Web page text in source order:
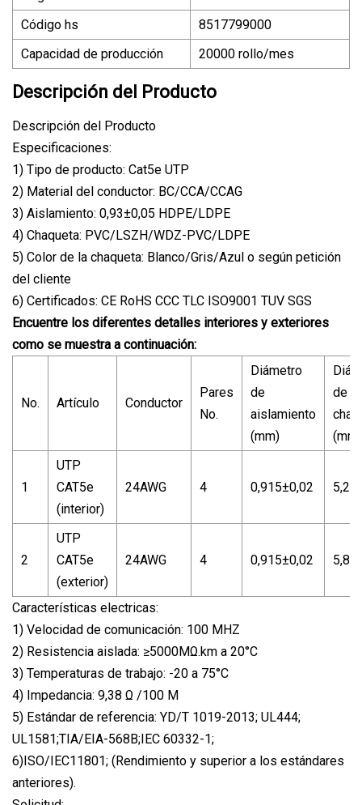
Código hs
8517799000
Capacidad de producción
20000 rollo/mes
Descripción del Producto
Descripción del Producto
Especificaciones:
1) Tipo de producto: Cat5e UTP
2) Material del conductor: BC/CCA/CCAG
3) Aislamiento: 0,93±0,05 HDPE/LDPE
4) Chaqueta: PVC/LSZH/WDZ-PVC/LDPE
5) Color de la chaqueta: Blanco/Gris/Azul o según petición
del cliente
6) Certificados: CE RoHS CCC TLC ISO9001 TUV SGS
Encuentre los diferentes detalles interiores y exteriores
como se muestra a continuación:
No. Artículo Conductor
Pares
No.
Diámetro
de
aislamiento
(mm)
de la
(mm)
1
UTP
CAT5e
(interior)
24AWG 4 0,915±0,02
2
UTP
CAT5e
(exterior)
24AWG 4 0,915±0,02 5,8
Características electricas:
1) Velocidad de comunicación: 100 MHZ
2) Resistencia aislada: ≥5000MΩ.km a 20°C
3) Temperaturas de trabajo: -20 a 75°C
4) Impedancia: 9,38 Ω /100 M
5) Estándar de referencia: YD/T 1019-2013; UL444;
UL1581;TIA/EIA-568B;IEC 60332-1;
6)ISO/IEC11801; (Rendimiento y superior a los estándares
anteriores).